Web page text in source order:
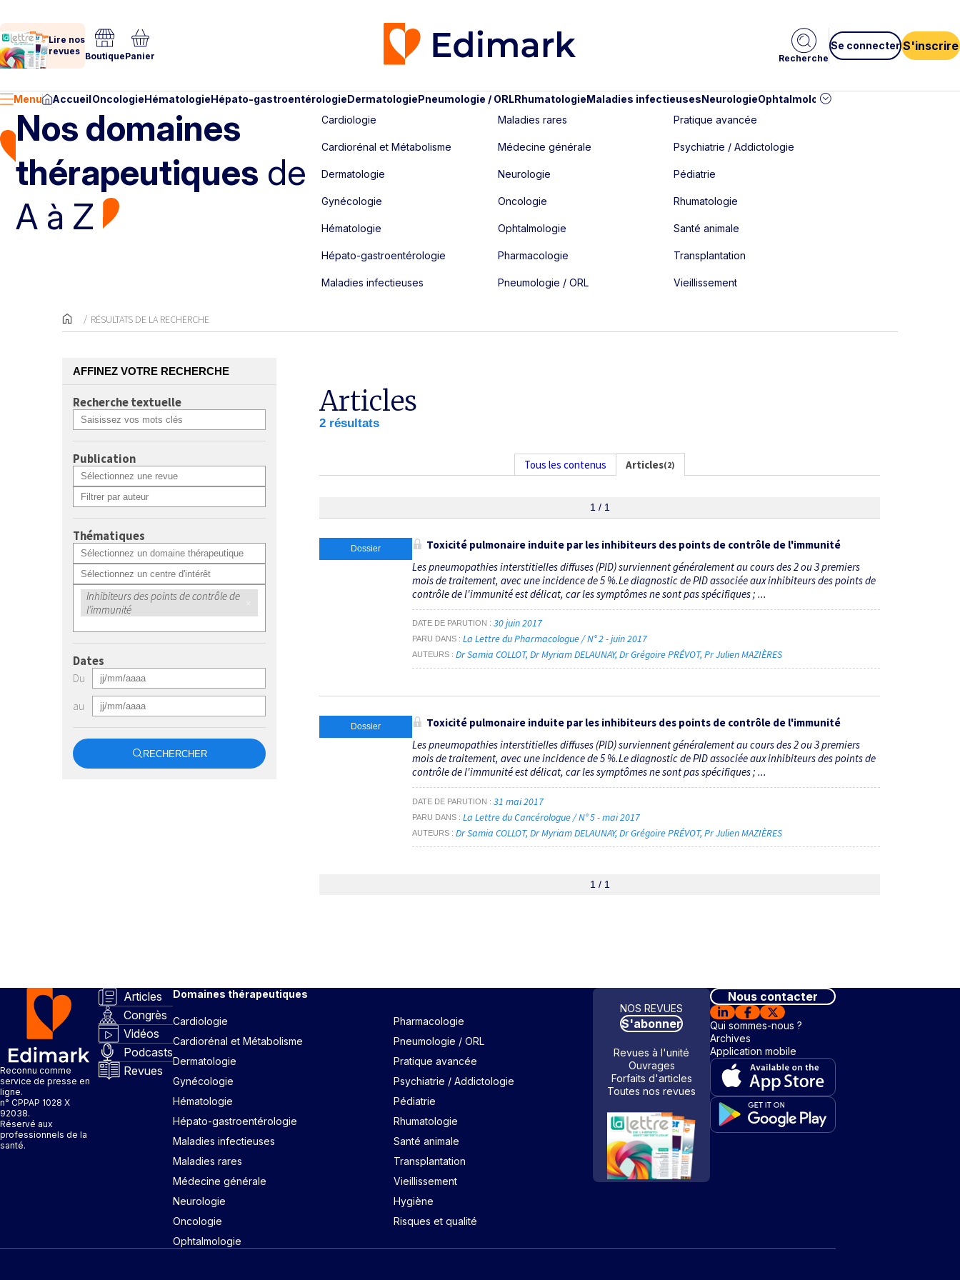
Lire nos
revues BoutiquePanier Recherche
Se connecter S'inscrire
Menu AccueilOncologieHématologieHépato-gastroentérologieDermatologiePneumologie / ORLRhumatologieMaladies infectieusesNeurologieOphtalmologie
Nos domaines
thérapeutiques de
A à Z
Cardiologie
Cardiorénal et Métabolisme
Dermatologie
Gynécologie
Hématologie
Hépato-gastroentérologie
Maladies infectieuses
Maladies rares
Médecine générale
Neurologie
Oncologie
Ophtalmologie
Pharmacologie
Pneumologie / ORL
Pratique avancée
Psychiatrie / Addictologie
Pédiatrie
Rhumatologie
Santé animale
Transplantation
Vieillissement
RÉSULTATS DE LA RECHERCHE
AFFINEZ VOTRE RECHERCHE
Recherche textuelle
Publication
Thématiques
Inhibiteurs des points de contrôle de
l’immunité
×
Dates
Du
au
RECHERCHER
Articles
2 résultats
Tous les contenus Articles(2)
1 / 1
Dossier
Toxicité pulmonaire induite par les inhibiteurs des points de contrôle de l'immunité
Les pneumopathies interstitielles diffuses (PID) surviennent généralement au cours des 2 ou 3 premiers
mois de traitement, avec une incidence de 5 %.Le diagnostic de PID associée aux inhibiteurs des points de
contrôle de l'immunité est délicat, car les symptômes ne sont pas spécifiques ; ...
DATE DE PARUTION 30 juin 2017
PARU DANS La Lettre du Pharmacologue / N° 2 - juin 2017
AUTEURS Dr Samia COLLOT Dr Myriam DELAUNAY Dr Grégoire PRÉVOT Pr Julien MAZIÈRES
Dossier
Toxicité pulmonaire induite par les inhibiteurs des points de contrôle de l'immunité
Les pneumopathies interstitielles diffuses (PID) surviennent généralement au cours des 2 ou 3 premiers
mois de traitement, avec une incidence de 5 %.Le diagnostic de PID associée aux inhibiteurs des points de
contrôle de l'immunité est délicat, car les symptômes ne sont pas spécifiques ; ...
DATE DE PARUTION 31 mai 2017
PARU DANS La Lettre du Cancérologue / N° 5 - mai 2017
AUTEURS Dr Samia COLLOT Dr Myriam DELAUNAY Dr Grégoire PRÉVOT Pr Julien MAZIÈRES
1 / 1
Reconnu comme
service de presse en
ligne.
n° CPPAP 1028 X
92038.
Réservé aux
professionnels de la
santé.
Articles
Congrès
Vidéos
Podcasts
Revues
Domaines thérapeutiques
Cardiologie
Cardiorénal et Métabolisme
Dermatologie
Gynécologie
Hématologie
Hépato-gastroentérologie
Maladies infectieuses
Maladies rares
Médecine générale
Neurologie
Oncologie
Ophtalmologie
Pharmacologie
Pneumologie / ORL
Pratique avancée
Psychiatrie / Addictologie
Pédiatrie
Rhumatologie
Santé animale
Transplantation
Vieillissement
Hygiène
Risques et qualité
NOS REVUES
S'abonner
Revues à l'unité
Ouvrages
Forfaits d'articles
Toutes nos revues
Nous contacter
Qui sommes-nous ?
Archives
Application mobile